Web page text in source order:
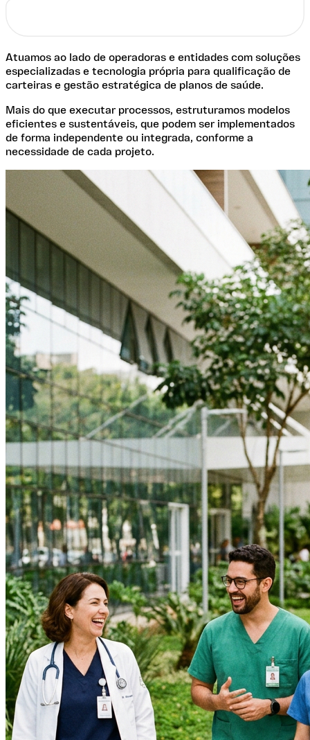
Atuamos ao lado de operadoras e entidades com soluções
especializadas e tecnologia própria para qualificação de
carteiras e gestão estratégica de planos de saúde.
Mais do que executar processos, estruturamos modelos
eficientes e sustentáveis, que podem ser implementados
de forma independente ou integrada, conforme a
necessidade de cada projeto.